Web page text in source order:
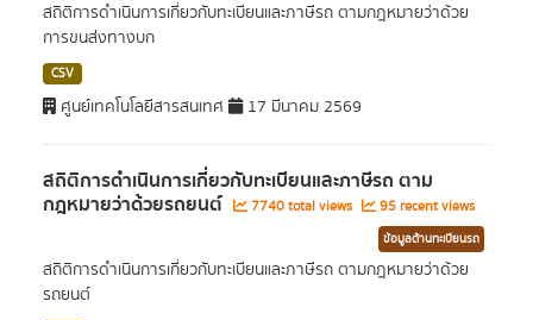
สถิติการดำเนินการเกี่ยวกับทะเบียนและภาษีรถ ตามกฎหมายว่าด้วย
การขนส่งทางบก
CSV
ศูนย์เทคโนโลยีสารสนเทศ 17 มีนาคม 2569
สถิติการดำเนินการเกี่ยวกับทะเบียนและภาษีรถ ตาม
กฎหมายว่าด้วยรถยนต์ 7740 total views 95 recent views
ข้อมูลด้านทะเบียนรถ
สถิติการดำเนินการเกี่ยวกับทะเบียนและภาษีรถ ตามกฎหมายว่าด้วย
รถยนต์